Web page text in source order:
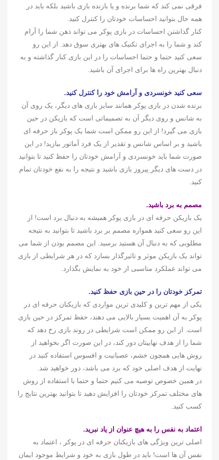
فرقی نمی کند که شما برنده و یا بازنده بازی باشید بلکه باید در
همه حال بتوانید احساسات خودتان را کنترل کنید.
کنار گذاشتن احساسات در بازی پوکر می تواند ذهن شما را آرام
کند و شما را به اجرای تکنیک های بهتری سوق دهد. از این رو
سعی کنید حتما و حتما احساسات را در این بازی کنار گذاشته و به
دنبال بهترین راه ها برای اجرای آن باشید.
سعی کنید خونسردی و آرامش خود را کنترل کنید.
برنده شدن در بازی پوکر همانند سایز بازی های دیگر، یک روی آن
به شانس و روی دیگر آن به تصمیماتی است که بازیکن در حین
بازی می گیرد! از این رو ممکن است شما یک پوکر باز حرفه ای
باشید و بر اساس شانس و تقدیر از یک فرد آماتور ببازید! در این
صورت شما باید خونسردی و آرامش خودتان را حفظ کنید تا بتوانید
در دست های دیگر پیروز بازی باشید و نتیجه را به نفع خودتان تمام
کنید.
مصمم به برد باشید.
یک بازیکن حرفه ای در بازی پوکر همیشه به دنبال برد است! از
این رو سعی کنید همواره مصمم بر برد باشید تا بتوانید به نتیجه
مطلوبی که به دنبال آن هستید برسید. این مصمم بودن از شما می
تواند یک بازیکن موثر و تاثیرگذار بسازد که در هر شرایطی از بازی
می تواند عملکرد مناسبی از خود به نمایش بگذارد.
تمرکز خودتان را در حین بازی حفظ کنید.
یکی از مهم ترین و کلیدی ترین مواردی که بازیکنان حرفه ای در
پوکر به آن اهمیت بسیار بالایی می دهند، حفظ تمرکز در حین بازی
است. از این رو ممکن است شرایطی در روند بازی رخ دهد که
شما را از هدف نهاییتان دور کند، در این صورت اگر بخواهید از
روش هایی همچون خشم، عصبانیت و افسوس استفاده کنید در
نهایت از هدف اصلی خود که برد می باشد، دور خواهید شد.
در همین خصوص توصیه می کنیم حتما و حتما با استفاده از روش
های مختلف تمرکز خودتان را افزایش دهید تا بتوانید بهترین نتایج را
کسب کنید.
اعتماد به نفس را به هیچ عنوان از یاد نبرید.
اصلی ترین ویژگی های بازیکنان حرفه ای در پوکر ، اعتماد به
نفس آن ها است! باید در طول بازی به خود و شرایط موجود ایمان